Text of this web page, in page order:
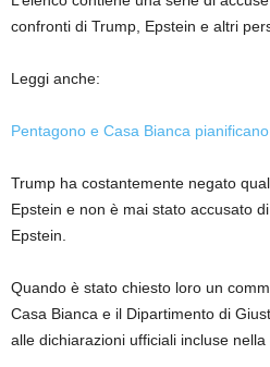
confronti di Trump, Epstein e altri
Leggi anche:
Pentagono e Casa Bianca
Trump ha costantemente negato
Epstein e non è mai stato accusato
Epstein.
Quando è stato chiesto loro un
Casa Bianca e il Dipartimento di
alle dichiarazioni ufficiali incluse